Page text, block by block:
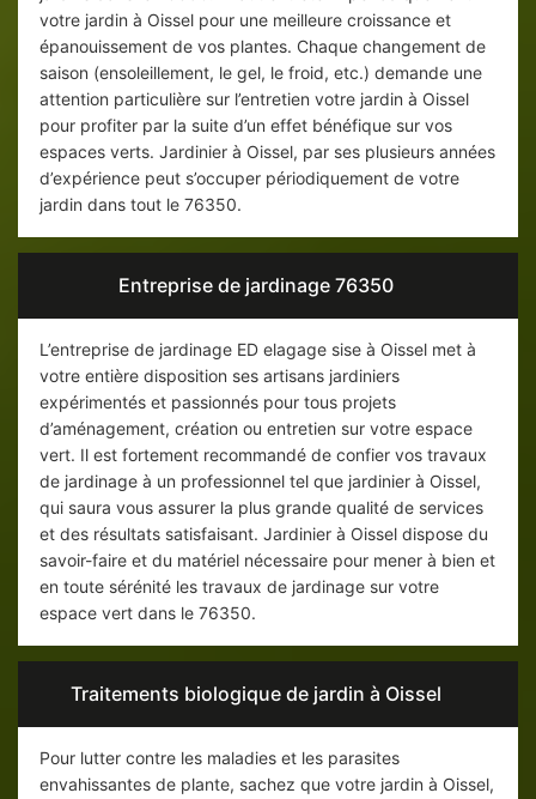
votre jardin à Oissel pour une meilleure croissance et
épanouissement de vos plantes. Chaque changement de
saison (ensoleillement, le gel, le froid, etc.) demande une
attention particulière sur l’entretien votre jardin à Oissel
pour profiter par la suite d’un effet bénéfique sur vos
espaces verts. Jardinier à Oissel, par ses plusieurs années
d’expérience peut s’occuper périodiquement de votre
jardin dans tout le 76350.
Entreprise de jardinage 76350
L’entreprise de jardinage ED elagage sise à Oissel met à
votre entière disposition ses artisans jardiniers
expérimentés et passionnés pour tous projets
d’aménagement, création ou entretien sur votre espace
vert. Il est fortement recommandé de confier vos travaux
de jardinage à un professionnel tel que jardinier à Oissel,
qui saura vous assurer la plus grande qualité de services
et des résultats satisfaisant. Jardinier à Oissel dispose du
savoir-faire et du matériel nécessaire pour mener à bien et
en toute sérénité les travaux de jardinage sur votre
espace vert dans le 76350.
Traitements biologique de jardin à Oissel
Pour lutter contre les maladies et les parasites
envahissantes de plante, sachez que votre jardin à Oissel,